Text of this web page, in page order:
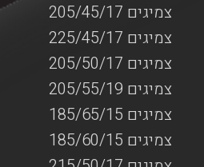
צמיגים 205/45/17
צמיגים 225/45/17
צמיגים 205/50/17
צמיגים 205/55/19
צמיגים 185/65/15
צמיגים 185/60/15